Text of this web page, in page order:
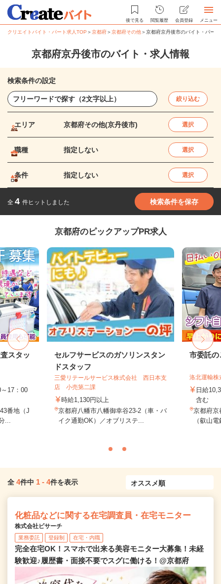
後で見る 閲覧履歴 会員登録 メニュー
クリエイトバイト・パート求人TOP ＞京都府＞京都府その他＞京都府京丹後市のバイト・パー
京都府京丹後市のバイト・求人情報
検索条件の設定
絞り込む
エリア 京都府その他(京丹後市) 選択
職種 指定しない 選択
条件 指定しない 選択
全 4 件ヒットしました 検索条件を保存
京都府のピックアップPR求人
スタッ
17：00
番地（J
...
セルフサービスのガソリンスタン
ドスタッフ
三愛リテールサービス株式会社 西日本支
店 小売第二課
時給1,130円以上
京都府八幡市八幡御幸谷23-2（車・バ
イク通勤OK）／オブリステ...
市委託の
洛北運輸株
日給
含む
京都府京
（叡山
全 4件中 1 - 4件を表示
化粧品などに関する在宅調査員・在宅モニター
株式会社ビサーチ
業務委託 登録制 在宅・内職
完全在宅OK！スマホで出来る美容モニター大募集！未経
験歓迎♪履歴書・面接不要でスグに働ける！@京都府